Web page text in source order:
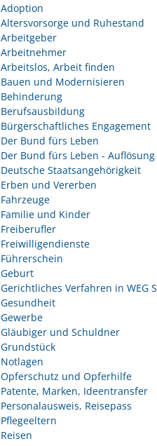
Adoption
Altersvorsorge und Ruhestand
Arbeitgeber
Arbeitnehmer
Arbeitslos, Arbeit finden
Bauen und Modernisieren
Behinderung
Berufsausbildung
Bürgerschaftliches Engagement
Der Bund fürs Leben
Der Bund fürs Leben - Auflösung
Deutsche Staatsangehörigkeit
Erben und Vererben
Fahrzeuge
Familie und Kinder
Freiberufler
Freiwilligendienste
Führerschein
Geburt
Gerichtliches Verfahren in WEG
Gesundheit
Gewerbe
Gläubiger und Schuldner
Grundstück
Notlagen
Opferschutz und Opferhilfe
Patente, Marken, Ideentransfer
Personalausweis, Reisepass
Pflegeeltern
Reisen